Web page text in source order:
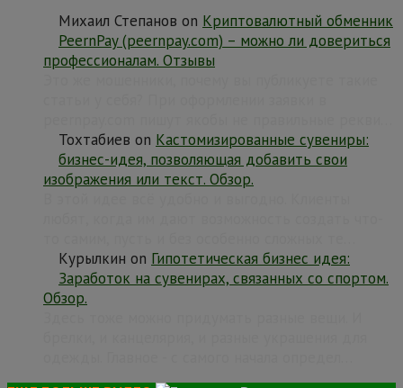
Михаил Степанов on Криптовалютный обменник
PeernPay (peernpay.com) – можно ли довериться
профессионалам. Отзывы
Тохтабиев on Кастомизированные сувениры:
бизнес-идея, позволяющая добавить свои
изображения или текст. Обзор.
Курылкин on Гипотетическая бизнес идея:
Заработок на сувенирах, связанных со спортом.
Обзор.